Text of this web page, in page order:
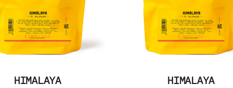
HIMALAYA HIMALAYA